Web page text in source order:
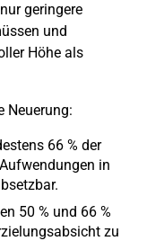
geringere
und
Höhe als
Neuerung:
66 % der
in
50 % und 66 %
zu